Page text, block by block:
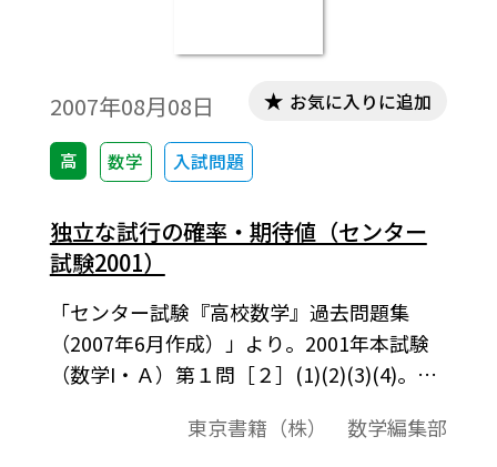
2007年08月08日
高 数学 入試問題
お気に入りに追加
独立な試行の確率・期待値（センター
試験2001）
「センター試験『高校数学』過去問題集
（2007年6月作成）」より。2001年本試験
（数学I・Ａ）第１問［２］(1)(2)(3)(4)。こ
2013年度用）の教科書の目次に準拠して，
東京書籍（株） 数学編集部